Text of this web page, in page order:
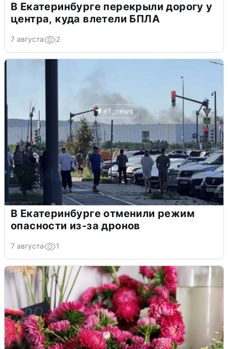
В Екатеринбурге перекрыли дорогу у
центра, куда влетели БПЛА
7 августа 2
В Екатеринбурге отменили режим
опасности из-за дронов
7 августа 1